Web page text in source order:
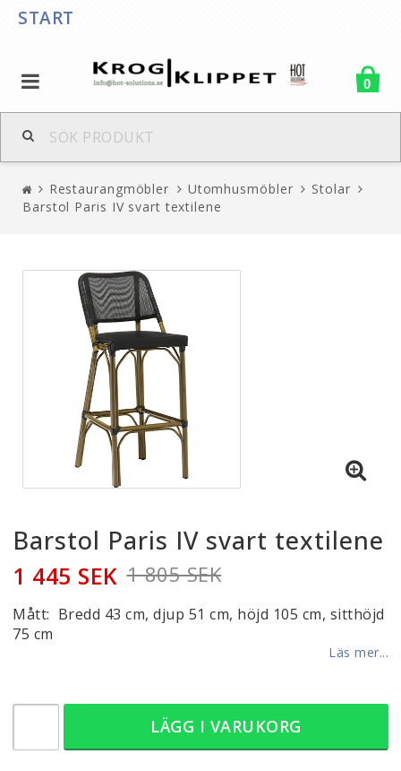
START
0
Restaurangmöbler Utomhusmöbler
Stolar
Barstol Paris IV svart textilene
Barstol Paris IV svart textilene
1 805 SEK
1 445 SEK
Mått: Bredd 43 cm, djup 51 cm, höjd 105 cm, sitthöjd
75 cm
Läs mer...
LÄGG I VARUKORG